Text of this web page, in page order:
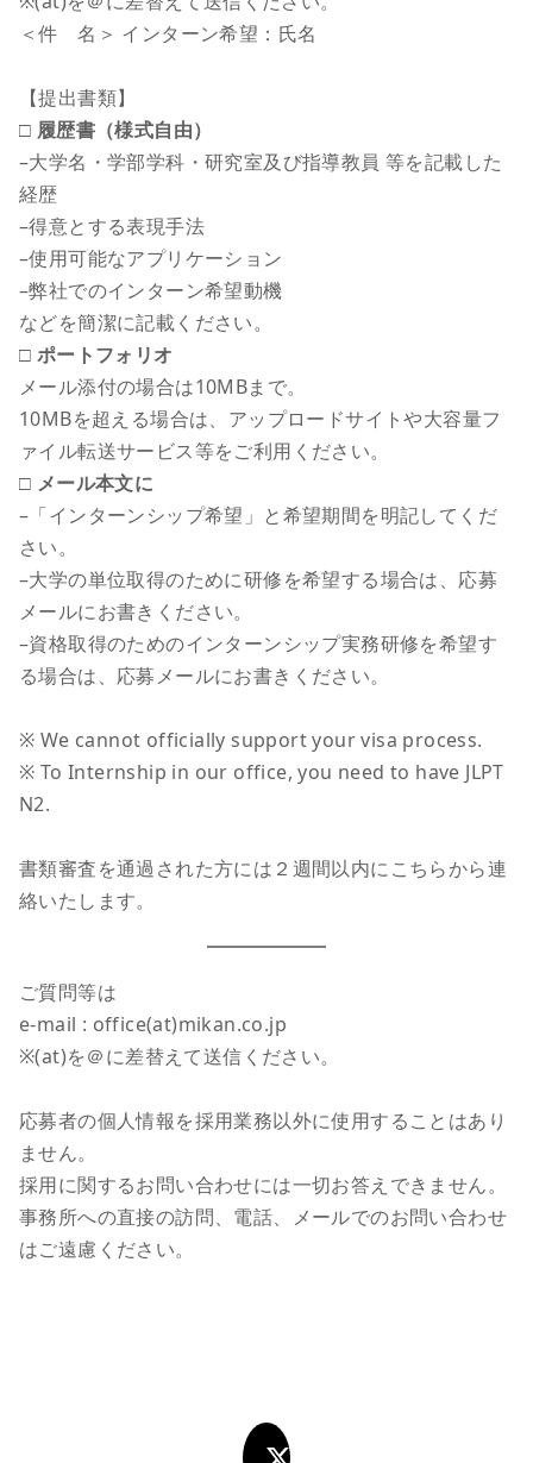
＜件 名＞ インターン希望：氏名
【提出書類】
□ 履歴書（様式自由）
–大学名・学部学科・研究室及び指導教員 等を記載した
経歴
–得意とする表現手法
–使用可能なアプリケーション
–弊社でのインターン希望動機
などを簡潔に記載ください。
□ ポートフォリオ
メール添付の場合は10MBまで。
10MBを超える場合は、アップロードサイトや大容量フ
ァイル転送サービス等をご利用ください。
□ メール本文に
–「インターンシップ希望」と希望期間を明記してくだ
さい。
–大学の単位取得のために研修を希望する場合は、応募
メールにお書きください。
–資格取得のためのインターンシップ実務研修を希望す
る場合は、応募メールにお書きください。
※ We cannot officially support your visa process.
※ To Internship in our office, you need to have JLPT
N2.
書類審査を通過された方には２週間以内にこちらから連
絡いたします。
ご質問等は
e-mail : office(at)mikan.co.jp
※(at)を＠に差替えて送信ください。
応募者の個人情報を採用業務以外に使用することはあり
ません。
採用に関するお問い合わせには一切お答えできません。
事務所への直接の訪問、電話、メールでのお問い合わせ
はご遠慮ください。